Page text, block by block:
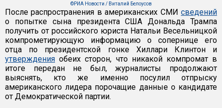
©РИА Новости / Виталий Белоусов
После распространения в американских СМИ сведений
о попытке сына президента США Дональда Трампа
получить от российского юриста Натальи Весельницкой
компрометирующую информацию о сопернице его
отца по президентской гонке Хиллари Клинтон и
утверждения обеих сторон, что никакой компромат в
итоге передан не был, журналисты продолжают
выяснять, кто же именно посулил отпрыску
американского лидера порочащие данные о кандидате
от Демократической партии.